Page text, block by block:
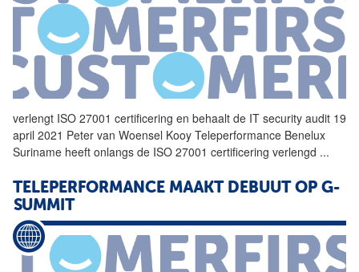
verlengt ISO 27001 certificering en behaalt de IT security audit 19
april 2021 Peter van Woensel Kooy Teleperformance Benelux
Suriname heeft onlangs de ISO 27001 certificering verlengd ...
TELEPERFORMANCE MAAKT DEBUUT OP G-
SUMMIT